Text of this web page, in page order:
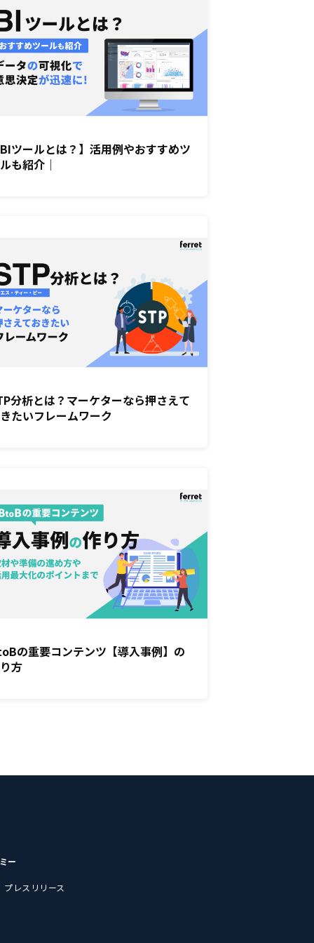
ツールとは？】活用例やおすすめツ
も紹介｜
分析とは？マーケターなら押さえて
たいフレームワーク
の重要コンテンツ【導入事例】の
方
ー
プレスリリース